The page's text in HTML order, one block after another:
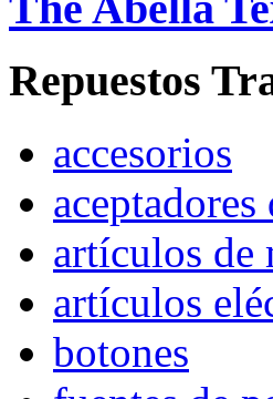
Repuestos
accesorios
artículos de
artículos
botones